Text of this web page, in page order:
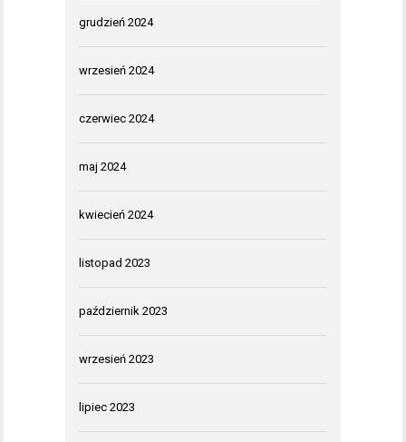
grudzień 2024
wrzesień 2024
czerwiec 2024
maj 2024
kwiecień 2024
listopad 2023
październik 2023
wrzesień 2023
lipiec 2023